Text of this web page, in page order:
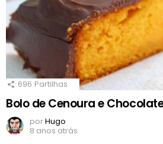
696 Partilhas
Bolo de Cenoura e
porHugo
8 anos atrás